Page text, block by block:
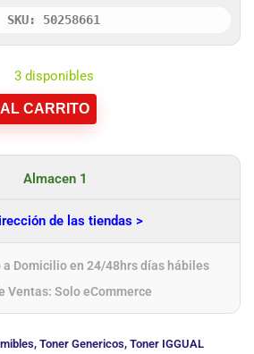
SKU: 50258661
3 disponibles
CARRITO
Almacen 1
de las tiendas >
a Domicilio en 24/48hrs días hábiles
Ventas: Solo eCommerce
, Toner Genericos, Toner IGGUAL